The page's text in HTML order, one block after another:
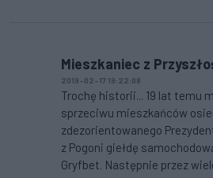
Mieszkaniec z
2019-02-17 19:22:08
Trochę historii... 19 lat temu
sprzeciwu mieszkańców
zdezorientowanego
z Pogoni giełdę
Gryfbet. Następnie przez